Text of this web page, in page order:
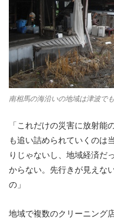
南相馬の海沿いの地域は津波で
「これだけの災害に放射能
も追い詰められていくのは
りじゃないし、地域経済だ
からない。先行きが見えな
の」
地域で複数のクリーニング